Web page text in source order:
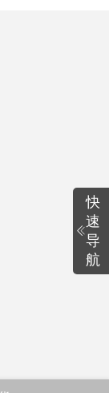
快
速
导
航